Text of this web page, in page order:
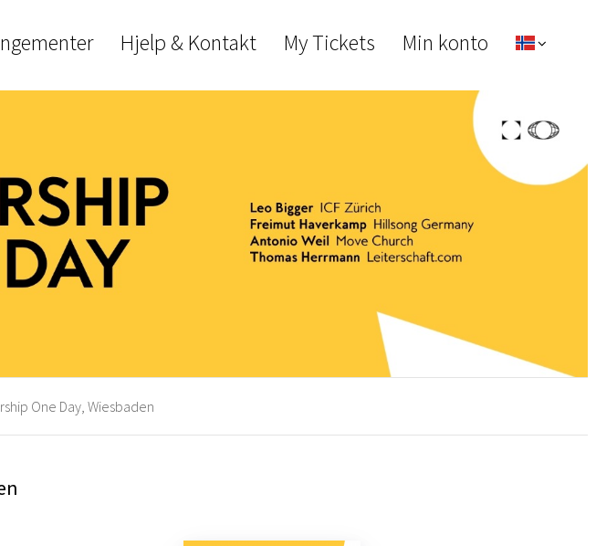
Hjelp & Kontakt My Tickets Min konto
One Day, Wiesbaden